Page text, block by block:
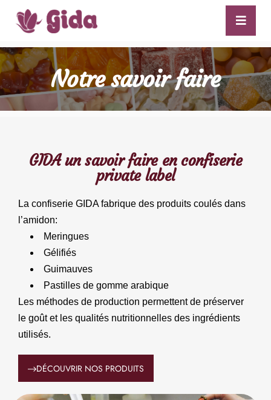
Notre savoir faire
GIDA un savoir faire en confiserie
private label
La confiserie GIDA fabrique des produits coulés dans
l’amidon:
Meringues
Gélifiés
Guimauves
Pastilles de gomme arabique
Les méthodes de production permettent de préserver
le goût et les qualités nutritionnelles des ingrédients
utilisés.
DÉCOUVRIR NOS PRODUITS